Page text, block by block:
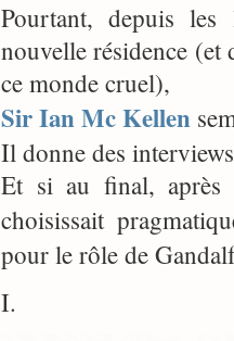
Pourtant, depuis
nouvelle résidence
ce monde cruel),
Sir Ian Mc Kellen
Il donne des
Et si au final, après
choisissait
pour le rôle de
I.